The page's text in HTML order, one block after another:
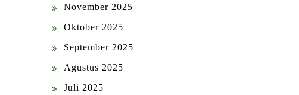
November 2025
Oktober 2025
September 2025
Agustus 2025
Juli 2025